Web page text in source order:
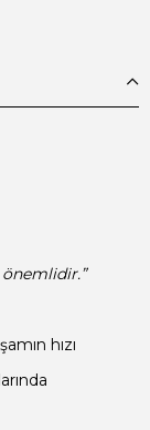
hızı